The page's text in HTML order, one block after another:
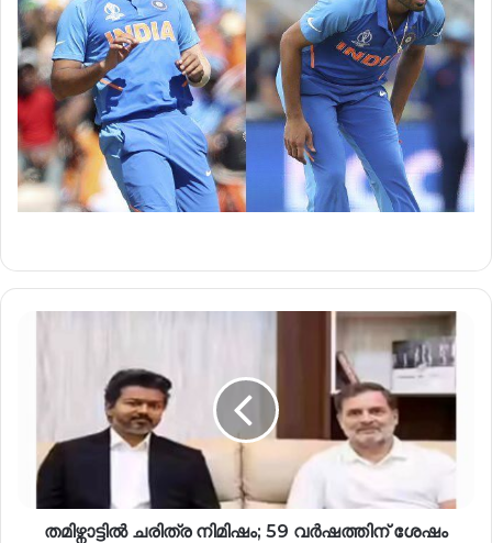
തമിഴ്നാട്ടിൽ ചരിത്ര നിമിഷം; 59 വർഷത്തിന് ശേഷം